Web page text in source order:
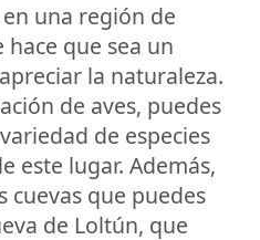
una región de
que sea un
la naturaleza.
de aves, puedes
de especies
este lugar. Además,
cuevas que puedes
de Loltún, que